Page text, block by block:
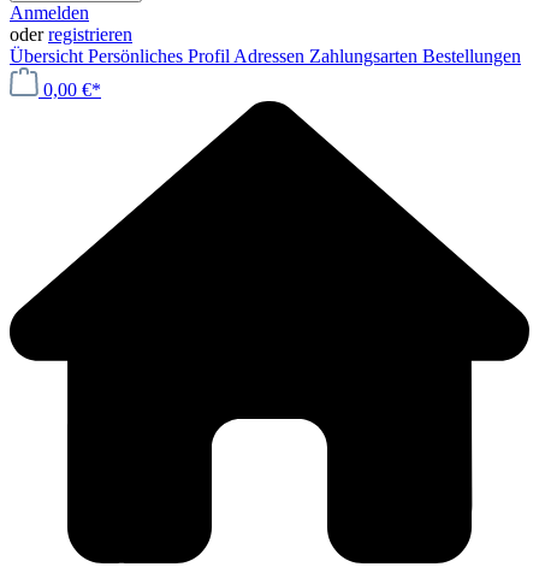
Anmelden
oderregistrieren
Übersicht Persönliches Profil Adressen Zahlungsarten Bestellungen
0,00 €*